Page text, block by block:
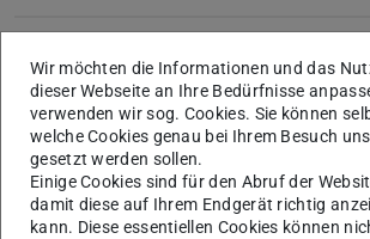
Naturwissenschaft, Technik und
(IANUS)
Interdisziplinäre
IT- und Prozesskoordination
Wir möchten die Informationen und das
dieser Webseite an Ihre Bedürfnisse
verwenden wir sog. Cookies. Sie können
welche Cookies genau bei Ihrem Besuch
gesetzt werden sollen.
Einige Cookies sind für den Abruf der
damit diese auf Ihrem Endgerät richtig
kann. Diese essentiellen Cookies können